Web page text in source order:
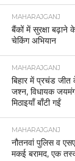
MAHARAJGANJ
बैंकों में सुरक्षा
चेकिंग अभियान
MAHARAJGANJ
बिहार में प्रचंड
जश्न, विधायक
मिठाइयाँ बाँटी गईं
MAHARAJGANJ
नौतनवां पुलिस व
मकई बरामद, एक